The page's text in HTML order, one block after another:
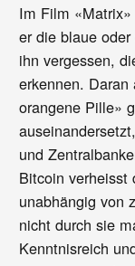
Im Film
er die blaue
ihn vergessen,
erkennen.
orangene Pille»
und
Bitcoin verheisst
unabhängig von
nicht durch sie
Kenntnisreich